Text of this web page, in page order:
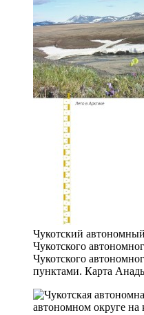
Чукотский
Чукотского
Чукотского
пунктами. Карта